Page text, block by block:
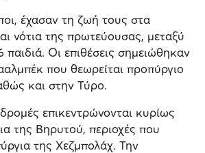
έχασαν τη ζωή τους στα
νότια της πρωτεύουσας, μεταξύ
παιδιά. Οι επιθέσεις σημειώθηκαν
που θεωρείται προπύργιο
και στην Τύρο.
επικεντρώνονται κυρίως
της Βηρυτού, περιοχές που
της Χεζμπολάχ. Την